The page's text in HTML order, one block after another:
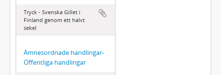
Tryck - Svenska Gillet i
Finland genom ett halvt
sekel
Ämnesordnade handlingar-
Offentliga handlingar